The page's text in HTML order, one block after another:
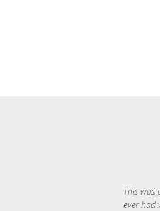
This was
ever had